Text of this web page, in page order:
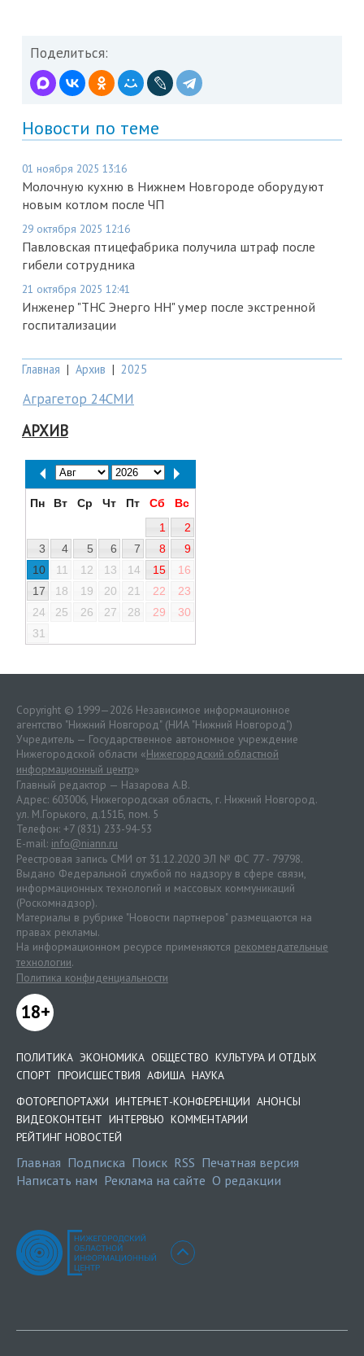
Поделиться:
Новости по теме
01 ноября 2025 13:16
Молочную кухню в Нижнем Новгороде оборудуют
новым котлом после ЧП
29 октября 2025 12:16
Павловская птицефабрика получила штраф после
гибели сотрудника
21 октября 2025 12:41
Инженер "ТНС Энерго НН" умер после экстренной
госпитализации
Главная | Архив | 2025
Аграгетор 24СМИ
АРХИВ
Пн Вт Ср Чт Пт Сб
Вс
1
2
3
4 5 6 7 8
9
10
11 12 13 14 15
16
17
18 19 20 21 22
23
24
25 26 27 28 29
30
31
Copyright © 1999—2026 Независимое информационное
агентство "Нижний Новгород" (НИА "Нижний Новгород")
Учредитель — Государственное автономное учреждение
Нижегородской области «Нижегородский областной
информационный центр»
Главный редактор — Назарова А.В.
Адрес: 603006, Нижегородская область, г. Нижний Новгород.
ул. М.Горького, д.151Б, пом. 5
Телефон: +7 (831) 233-94-53
E-mail: info@niann.ru
Реестровая запись СМИ от 31.12.2020 ЭЛ № ФС 77 - 79798.
Выдано Федеральной службой по надзору в сфере связи,
информационных технологий и массовых коммуникаций
(Роскомнадзор).
Материалы в рубрике "Новости партнеров" размещаются на
правах рекламы.
На информационном ресурсе применяются рекомендательные
технологии.
Политика конфиденциальности
18+
ПОЛИТИКА ЭКОНОМИКА ОБЩЕСТВО КУЛЬТУРА И ОТДЫХ
СПОРТ ПРОИСШЕСТВИЯ АФИША НАУКА
ФОТОРЕПОРТАЖИ ИНТЕРНЕТ-КОНФЕРЕНЦИИ АНОНСЫ
ВИДЕОКОНТЕНТ ИНТЕРВЬЮ КОММЕНТАРИИ
РЕЙТИНГ НОВОСТЕЙ
Главная Подписка Поиск RSS Печатная версия
Написать нам Реклама на сайте О редакции